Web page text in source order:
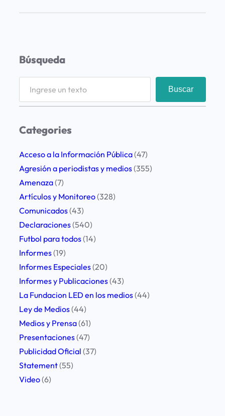
i
o
a
l
s
a
e
s
a
r
o
Búsqueda
r
h
Buscar
Categories
Acceso a la Información Pública(47)
Agresión a periodistas y medios(355)
Amenaza(7)
Artículos y Monitoreo(328)
Comunicados(43)
Declaraciones(540)
Futbol para todos(14)
Informes(19)
Informes Especiales(20)
Informes y Publicaciones(43)
La Fundacion LED en los medios(44)
Ley de Medios(44)
Medios y Prensa(61)
Presentaciones(47)
Publicidad Oficial (37)
Statement(55)
Video(6)